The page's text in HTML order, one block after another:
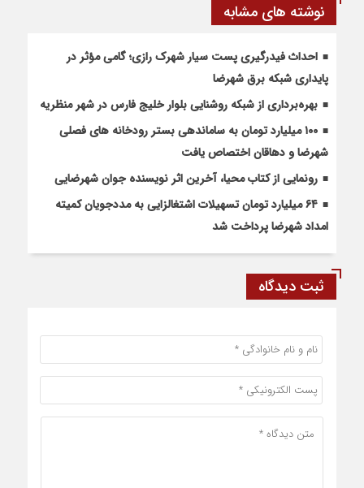
نوشته های مشابه
احداث فیدرگیری پست سیار شهرک رازی؛ گامی مؤثر در
پایداری شبکه برق شهرضا
بهره‌برداری از شبکه روشنایی بلوار خلیج فارس در شهر منظریه
۱۰۰ میلیارد تومان به ساماندهی بستر رودخانه های فصلی
شهرضا و دهاقان اختصاص یافت
رونمایی از کتاب محیا، آخرین اثر نویسنده جوان شهرضایی
۶۴ میلیارد تومان تسهیلات اشتغالزایی به مددجویان کمیته
امداد شهرضا پرداخت شد
ثبت دیدگاه